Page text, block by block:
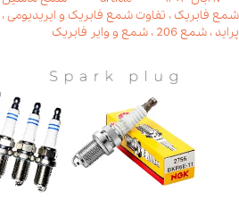
شمع فابریک، تفاوت شمع فابریک و ایریدیومی،
پراید،شمع 206 ،شمع و وایر فابریک